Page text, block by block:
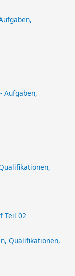
Aufgaben,
Qualifikationen,